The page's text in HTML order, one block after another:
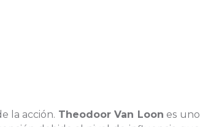
la acción. Theodoor Van Loon es uno